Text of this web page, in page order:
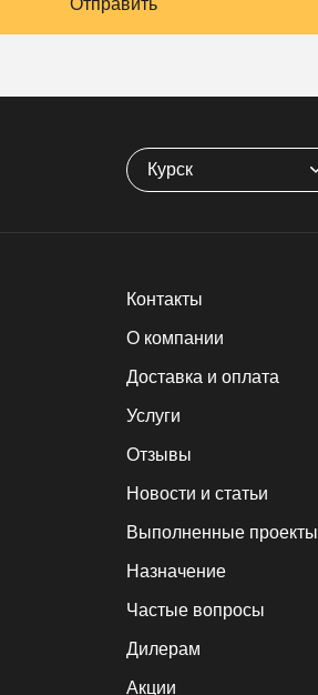
Отправить
Курск
Контакты
О компании
Доставка и оплата
Услуги
Отзывы
Новости и статьи
Выполненные проекты
Назначение
Частые вопросы
Дилерам
Акции